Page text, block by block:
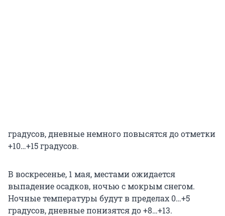
градусов, дневные немного повысятся до отметки
+10…+15 градусов.
В воскресенье, 1 мая, местами ожидается
выпадение осадков, ночью с мокрым снегом.
Ночные температуры будут в пределах 0…+5
градусов, дневные понизятся до +8…+13.